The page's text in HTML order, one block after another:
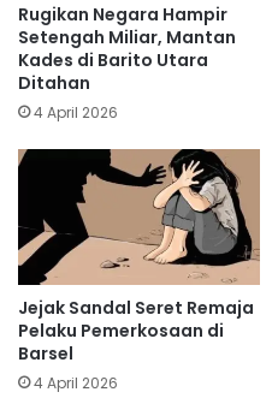
Rugikan Negara Hampir
Setengah Miliar, Mantan
Kades di Barito Utara
Ditahan
4 April 2026
Jejak Sandal Seret Remaja
Pelaku Pemerkosaan di
Barsel
4 April 2026